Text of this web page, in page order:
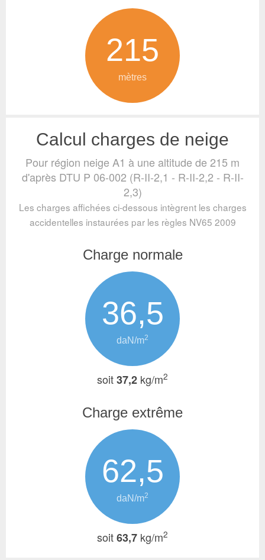
215
mètres
Calcul charges de neige
Pour région neige A1 à une altitude de 215 m
d'après DTU P 06-002 (R-II-2,1 - R-II-2,2 - R-II-
2,3)
Les charges affichées ci-dessous intègrent les charges
accidentelles instaurées par les règles NV65 2009
Charge normale
36,5
daN/m2
soit37,2 kg/m2
Charge extrême
62,5
daN/m2
soit63,7 kg/m2